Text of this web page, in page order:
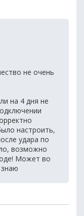
не очень
на 4 дня не
настроить,
удара по
возможно
Может во